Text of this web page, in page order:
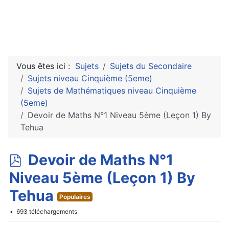
Vous êtes ici : Sujets
Sujets du Secondaire
Sujets niveau Cinquième (5eme)
Sujets de Mathématiques niveau Cinquième
(5eme)
Devoir de Maths N°1 Niveau 5ème (Leçon 1) By
Tehua
p
d
f
Devoir de Maths N°1
Niveau 5ème (Leçon 1) By
Tehua
Populaires
693 téléchargements